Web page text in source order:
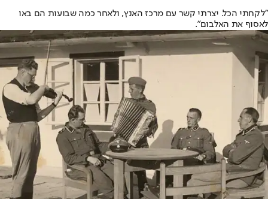
"לקחתי הכל. יצרתי קשר עם מרכז האנץ, ולאחר כמה שבועות הם באו
לאסוף את האלבום".